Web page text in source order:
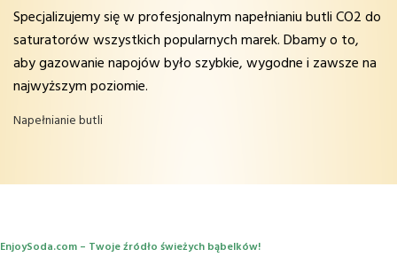
Specjalizujemy się w profesjonalnym napełnianiu butli CO2 do
saturatorów wszystkich popularnych marek. Dbamy o to,
aby gazowanie napojów było szybkie, wygodne i zawsze na
najwyższym poziomie.
Napełnianie butli
EnjoySoda.com – Twoje źródło świeżych bąbelków!